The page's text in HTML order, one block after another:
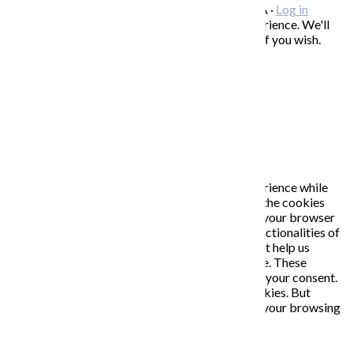
Copyright © 2026 KATARÍNA S. KALMANOVÁ · Log in
This website uses cookies to improve your experience. We'll
assume you're ok with this, but you can opt-out if you wish.
This website uses cookies to improve your experience while
you navigate through the website. Out of these, the cookies
that are categorized as necessary are stored on your browser
as they are essential for the working of basic functionalities of
the website. We also use third-party cookies that help us
analyze and understand how you use this website. These
cookies will be stored in your browser only with your consent.
You also have the option to opt-out of these cookies. But
opting out of some of these cookies may affect your browsing